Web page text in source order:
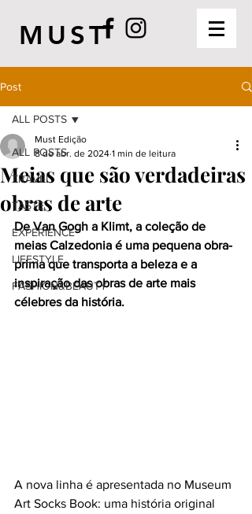
MUST
Post
ALL POSTS
TRAVEL
TASTE
EXPERIENCE
LIFESTYLE
FASHION&BEAUTY
ALL POSTS
Meias que são verdadeiras
obras de arte
Must Edição
8 de abr. de 2024 1 min de leitura
De Van Gogh a Klimt, a coleção de
meias Calzedonia é uma pequena obra-
prima que transporta a beleza e a
inspiração das obras de arte mais
célebres da história.
A nova linha é apresentada no Museum
Art Socks Book: uma história original